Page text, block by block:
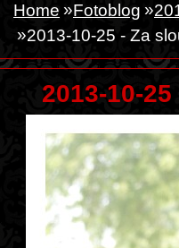
Home Fotoblog
2013-10-25 - Za
2013-10-